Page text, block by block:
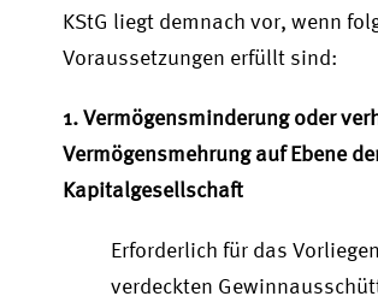
KStG liegt demnach vor, wenn
Voraussetzungen erfüllt sind:
1. Vermögensminderung oder
Vermögensmehrung auf Ebene
Kapitalgesellschaft
Erforderlich für das
verdeckten